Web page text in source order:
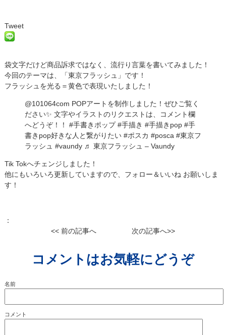
Tweet
袋文字だけど商品訴求ではなく、流行り言葉を書いてみました！
今回のテーマは、「東京フラッシュ」です！
フラッシュを光る＝黄色で表現いたしました！
@101064com POPアートを制作しました！ぜひご覧く
ださい✨ 文字やイラストのリクエストは、コメント欄
へどうぞ！！ #手書きポップ #手描き #手描きpop #手
書きpop好きな人と繋がりたい #ポスカ #posca #東京フ
ラッシュ #vaundy ♬ 東京フラッシュ – Vaundy
Tik Tokへチェンジしました！
他にもいろいろ更新していますので、フォロー＆いいね お願いしま
す！
：
<< 前の記事へ
次の記事へ>>
コメントはお気軽にどうぞ
名前
コメント